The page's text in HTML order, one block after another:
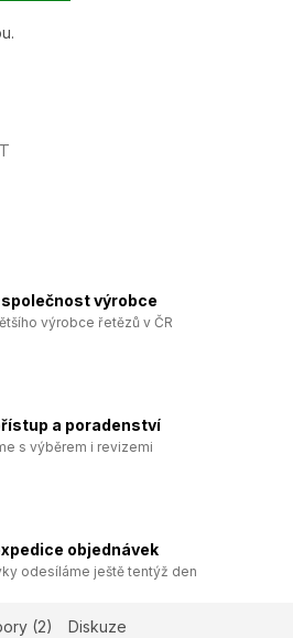
výrobce
výrobce řetězů v ČR
a poradenství
s výběrem i revizemi
objednávek
odesíláme ještě tentýž den
(2) Diskuze